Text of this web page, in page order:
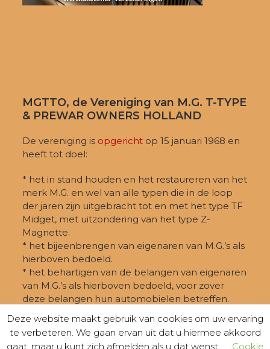
MGTTO, de Vereniging van M.G. T-TYPE
& PREWAR OWNERS HOLLAND
De vereniging is opgericht op 15 januari 1968 en
heeft tot doel:
* het in stand houden en het restaureren van het
merk M.G. en wel van alle typen die in de loop
der jaren zijn uitgebracht tot en met het type TF
Midget, met uitzondering van het type Z-
Magnette.
* het bijeenbrengen van eigenaren van M.G.’s als
hierboven bedoeld.
* het behartigen van de belangen van eigenaren
van M.G.’s als hierboven bedoeld, voor zover
deze belangen hun automobielen betreffen.
Deze website maakt gebruik van cookies om uw ervaring
te verbeteren. We gaan ervan uit dat u hiermee akkoord
gaat, maar u kunt zich afmelden als u dat wenst.
Cookie